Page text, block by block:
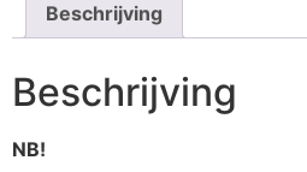
Beschrijving
Beschrijving
NB!